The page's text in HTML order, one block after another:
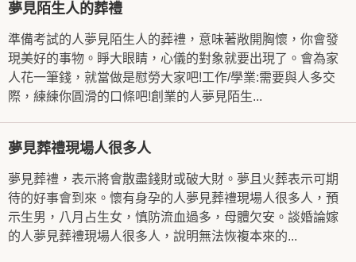
夢見陌生人的葬禮
準備考試的人夢見陌生人的葬禮，意味著敞開胸懷，你會發
現美好的事物。睜大眼睛，心儀的對象就要出現了。會為家
人花一筆錢，就當做是慰勞大家吧!工作/學業:需要與人多交
際，練練你圓滑的口條吧!創業的人夢見陌生...
夢見葬禮現場人很多人
夢見葬禮，表示將會散盡錢財或破大財。夢且火葬表示可期
待的好事會到來。懷有身孕的人夢見葬禮現場人很多人，預
示生男，八月占生女，慎防流血過多，母體欠安。談婚論嫁
的人夢見葬禮現場人很多人，說明無法恢複本來的...